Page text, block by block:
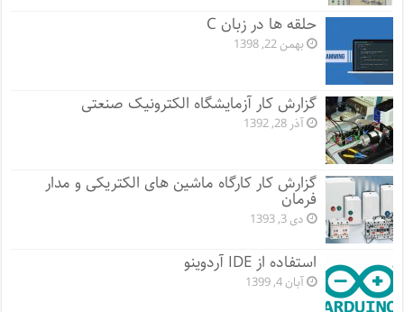
حلقه ها در زبان C
بهمن 22, 1398
گزارش کار آزمایشگاه الکترونیک صنعتی
آذر 28, 1392
گزارش کار کارگاه ماشین های الکتریکی و مدار
فرمان
دی 3, 1393
استفاده از IDE آردوینو
آبان 4, 1399